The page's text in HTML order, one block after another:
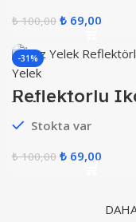
₺100,00 ₺ 69,00
-31%
Reflektörlü
Yelek Kırmızı
Stokta var
₺100,00 ₺ 69,00